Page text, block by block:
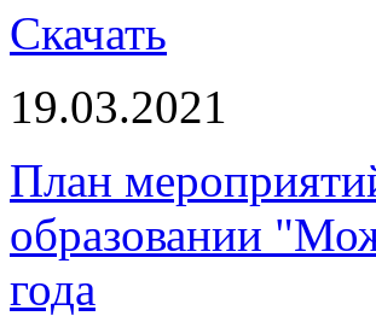
Скачать
19.03.2021
План
образовании
года